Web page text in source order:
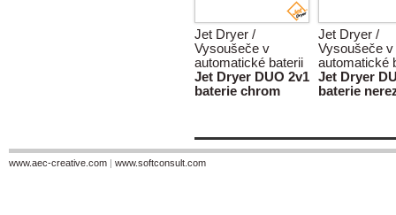
Jet Dryer /
Vysoušeče v
automatické baterii
Jet Dryer DUO 2v1
baterie chrom
Jet Dryer /
Vysoušeče v
automatické
Jet Dryer
baterie
www.aec-creative.com | www.softconsult.com